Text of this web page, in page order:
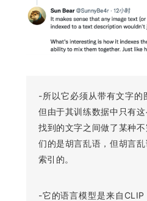
-所以它必须从带有文字的
但由于其训练数据中只有
找到的文字之间做了某种
们的是胡言乱语，但胡言
索引的。
-它的语言模型是来自